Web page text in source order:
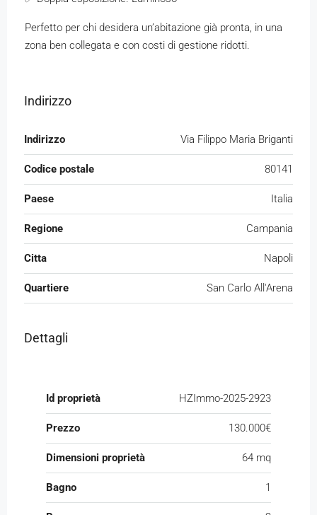
Perfetto per chi desidera un’abitazione già pronta, in una
zona ben collegata e con costi di gestione ridotti.
Indirizzo
Indirizzo Via Filippo Maria Briganti
Codice postale 80141
Paese Italia
Regione Campania
Citta Napoli
Quartiere San Carlo All'Arena
Dettagli
Id proprietà HZImmo-2025-2923
Prezzo 130.000€
Dimensioni proprietà 64 mq
Bagno 1